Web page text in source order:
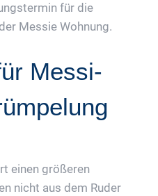
für die
Messie Wohnung.
Messi-
einen größeren
nicht aus dem Ruder